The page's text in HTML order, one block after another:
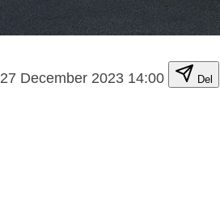
27 December 2023 14:00 Del